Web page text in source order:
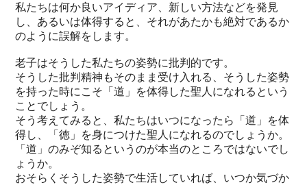
私たちは何か良いアイディア、新しい方法などを発見
し、あるいは体得すると、それがあたかも絶対であるか
のように誤解をします。
老子はそうした私たちの姿勢に批判的です。
そうした批判精神もそのまま受け入れる、そうした姿勢
を持った時にこそ「道」を体得した聖人になれるという
ことでしょう。
そう考えてみると、私たちはいつになったら「道」を体
得し、「徳」を身につけた聖人になれるのでしょうか。
「道」のみぞ知るというのが本当のところではないでし
ょうか。
おそらくそうした姿勢で生活していれば、いつか気づか